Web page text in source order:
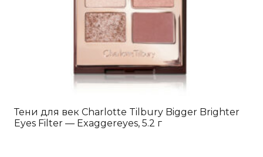
Тени для век Charlotte Tilbury Bigger Brighter
Eyes Filter — Exaggereyes, 5.2 г